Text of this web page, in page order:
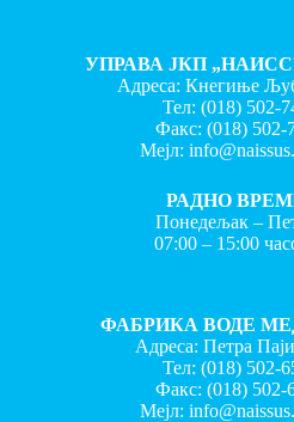
УПРАВА ЈКП
Адреса: Кнегиње
Тел: (018) 502-
Факс:(018) 502-
Мејл:
РАДНО
Понедељак –
07:00 – 15:00
ФАБРИКА ВОДЕ
Адреса: Петра
Тел: (018) 502-
Факс:(018) 502-
Мејл: